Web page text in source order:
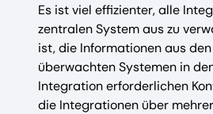
Es ist viel effizienter, alle
zentralen System aus zu
ist, die Informationen aus
überwachten Systemen in
Integration erforderlichen
die Integrationen über